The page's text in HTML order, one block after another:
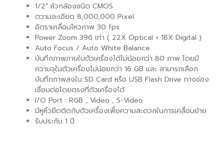
1/2″ หัวกล้องชนิด CMOS
ตวามละเอียด 8,000,000 Pixel
อัตราเคลื่อนไหวภาพ 30 fps
Power Zoom 396 เท่า ( 22X Optical + 18X Digital )
Auto Focus / Auto White Balance
บันทึกภาพภายในตัวเครื่องได้ไม่น้อยกว่า 80 ภาพ โดยมี
ความจุในตัวเครื่องไม่น้อยกว่า 16 GB และ สามารถเลือก
บันทึกภาพลงใน SD Card หรือ USB Flash Drive ทางช่อง
เชื่อมต่อโดยตรงที่ตัวเครื่องได้
I/O Port : RGB , Video , S-Video
มีหูหิ้วยึดติดกับตัวเครื่องเพื่อความสะดวกในการเคลื่อนย้าย
รับประกัน 1 ปี